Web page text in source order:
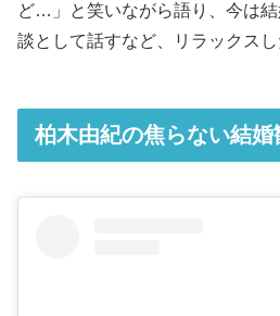
ど…」と笑いながら語り、今は
談として話すなど、リラックスし
柏木由紀の焦らない結婚